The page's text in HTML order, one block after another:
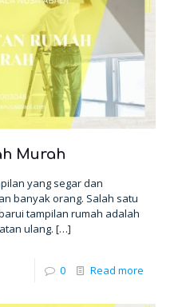
Murah
yang segar dan
banyak orang. Salah satu
tampilan rumah adalah
ulang. […]
0 Read more